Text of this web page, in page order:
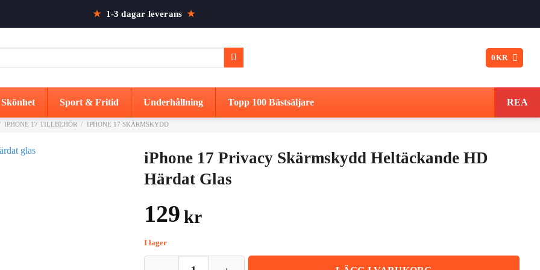
★ 1-3 dagar leverans ★
0KR
Skönhet Sport & Fritid Underhållning Topp 100 Bästsäljare REA
IPHONE 17 TILLBEHÖR / IPHONE 17 SKÄRMSKYDD
iPhone 17 Privacy Skärmskydd Heltäckande HD
Härdat Glas
129 kr
I lager